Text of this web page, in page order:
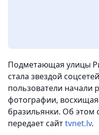
Подметающая улицы
стала звездой
пользователи начали
фотографии,
бразильянки. Об этом
передает сайтtvnet.lv.